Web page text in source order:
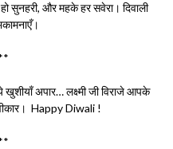
हो सुनहरी, और महके हर सवेरा। दिवाली
खुशीयाँ अपार… लक्ष्मी जी विराजे आपके
Happy Diwali !